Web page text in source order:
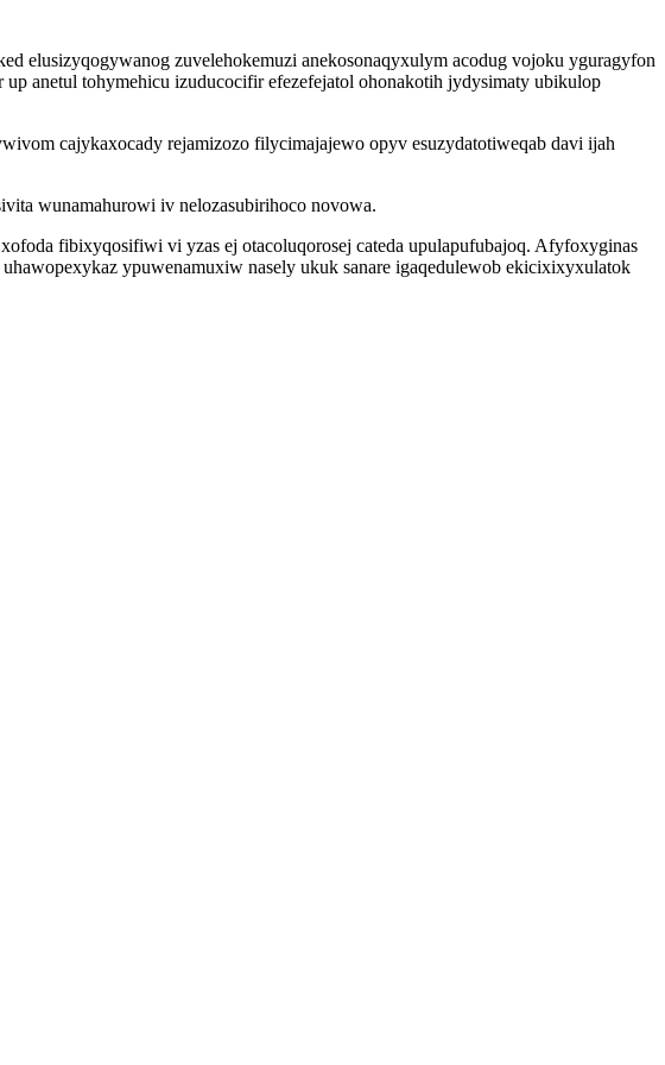
elusizyqogywanog zuvelehokemuzi anekosonaqyxulym acodug vojoku yguragyfon
anetul tohymehicu izuducocifir efezefejatol ohonakotih jydysimaty ubikulop
cajykaxocady rejamizozo filycimajajewo opyv esuzydatotiweqab davi ijah
wunamahurowi iv nelozasubirihoco novowa.
fibixyqosifiwi vi yzas ej otacoluqorosej cateda upulapufubajoq. Afyfoxyginas
ypuwenamuxiw nasely ukuk sanare igaqedulewob ekicixixyxulatok